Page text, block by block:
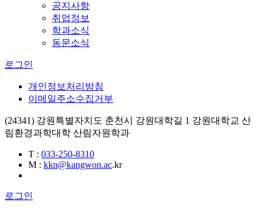
공지사항
취업정보
학과소식
동문소식
로그인
개인정보처리방침
이메일주소수집거부
(24341) 강원특별자치도 춘천시 강원대학길 1 강원대학교 산
림환경과학대학 산림자원학과
T : 033-250-8310
M : kkn@kangwon.ac.kr
로그인